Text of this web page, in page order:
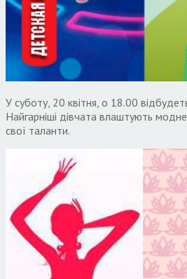
У суботу, 20 квітня, о 18.00
Найгарніші дівчата влаштують
свої таланти.